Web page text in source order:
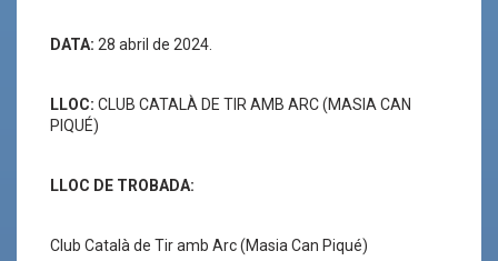
DATA: 28 abril de 2024.
LLOC: CLUB CATALÀ DE TIR AMB ARC (MASIA CAN
PIQUÉ)
LLOC DE TROBADA:
Club Català de Tir amb Arc (Masia Can Piqué)